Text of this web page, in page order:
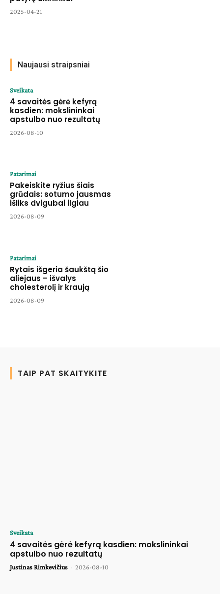
2025-04-21
Naujausi straipsniai
Sveikata
4 savaitės gėrė kefyrą
kasdien: mokslininkai
apstulbo nuo rezultatų
2026-08-10
Patarimai
Pakeiskite ryžius šiais
grūdais: sotumo jausmas
išliks dvigubai ilgiau
2026-08-09
Patarimai
Rytais išgeria šaukštą šio
aliejaus – išvalys
cholesterolį ir kraują
2026-08-09
TAIP PAT SKAITYKITE
Sveikata
4 savaitės gėrė kefyrą kasdien: mokslininkai
apstulbo nuo rezultatų
Justinas Rimkevičius - 2026-08-10